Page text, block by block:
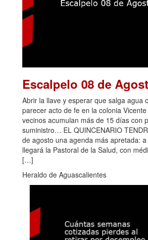
Escalpelo 08 de
Abrir la llave y esperar que salga agua
parecer acto de fe en la colonia
vecinos acumulan más de 15 días con
suministro… EL QUINCENARIO
de agosto una agenda más apretada:
llegará la Pastoral de la Salud, con
[…]
Heraldo de Aguascalientes